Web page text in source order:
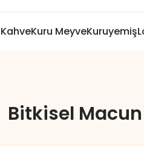
Kuru MeyveKuruyemiş
Bitkisel Macun